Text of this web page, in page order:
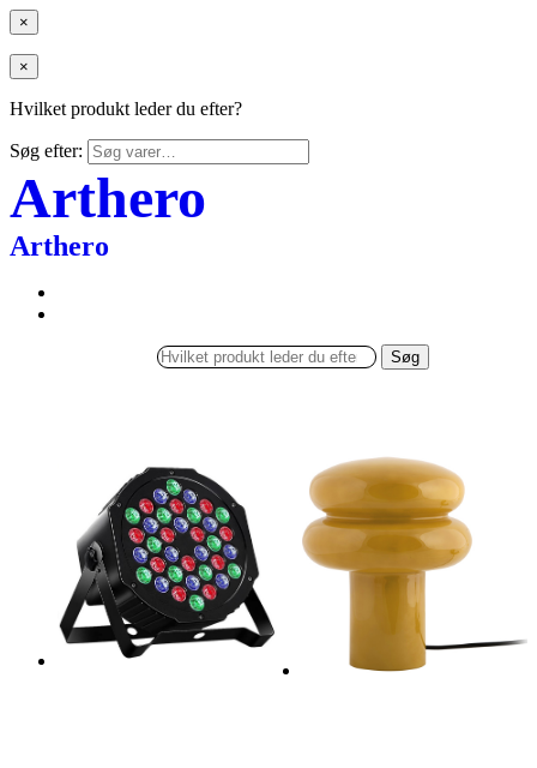
×
×
Hvilket produkt leder du efter?
Søg efter:
Arthero
Arthero
Søg